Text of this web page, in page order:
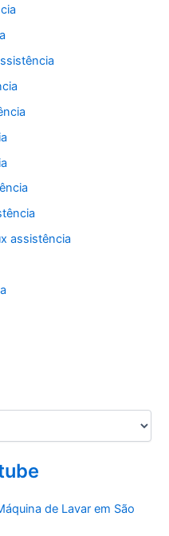
assistência
de Lavar em São